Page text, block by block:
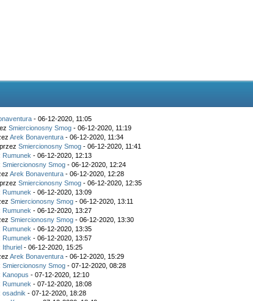
- 06-12-2020, 11:05
Smiercionosny Smog - 06-12-2020, 11:19
Arek Bonaventura - 06-12-2020, 11:34
Smiercionosny Smog - 06-12-2020, 11:41
Rumunek - 06-12-2020, 12:13
Smiercionosny Smog - 06-12-2020, 12:24
Arek Bonaventura - 06-12-2020, 12:28
Smiercionosny Smog - 06-12-2020, 12:35
Rumunek - 06-12-2020, 13:09
Smiercionosny Smog - 06-12-2020, 13:11
Rumunek - 06-12-2020, 13:27
Smiercionosny Smog - 06-12-2020, 13:30
Rumunek - 06-12-2020, 13:35
Rumunek - 06-12-2020, 13:57
Ithuriel - 06-12-2020, 15:25
Arek Bonaventura - 06-12-2020, 15:29
Smiercionosny Smog - 07-12-2020, 08:28
Kanopus - 07-12-2020, 12:10
Rumunek - 07-12-2020, 18:08
osadnik - 07-12-2020, 18:28